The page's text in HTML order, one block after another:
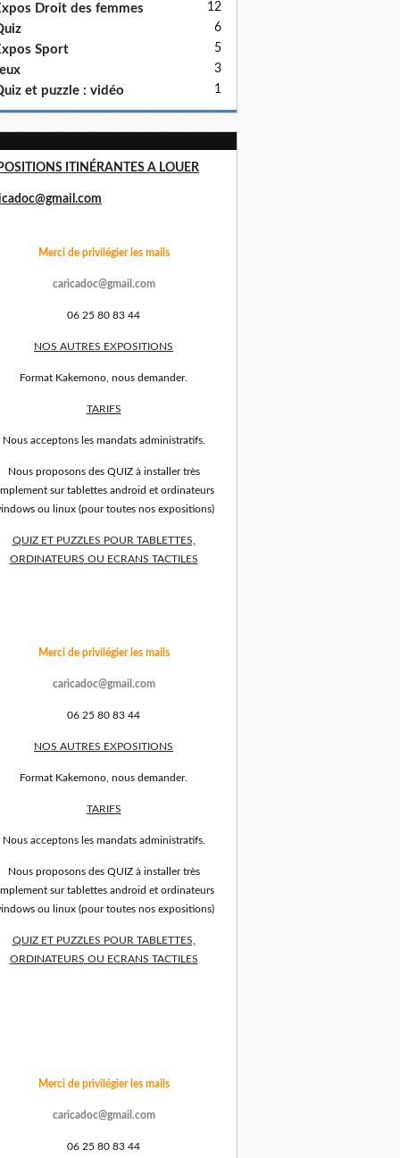
Droit des femmes 12
6
Sport 5
3
et puzzle : vidéo 1
ITINÉRANTES A LOUER
Merci de privilégier les mails
caricadoc@gmail.com
06 25 80 83 44
NOS AUTRES EXPOSITIONS
Format Kakemono, nous demander.
TARIFS
Nous acceptons les mandats administratifs.
Nous proposons des QUIZ à installer très
sur tablettes android et ordinateurs
ou linux (pour toutes nos expositions)
QUIZ ET PUZZLES POUR TABLETTES,
ORDINATEURS OU ECRANS TACTILES
Merci de privilégier les mails
caricadoc@gmail.com
06 25 80 83 44
NOS AUTRES EXPOSITIONS
Format Kakemono, nous demander.
TARIFS
Nous acceptons les mandats administratifs.
Nous proposons des QUIZ à installer très
sur tablettes android et ordinateurs
ou linux (pour toutes nos expositions)
QUIZ ET PUZZLES POUR TABLETTES,
ORDINATEURS OU ECRANS TACTILES
Merci de privilégier les mails
caricadoc@gmail.com
06 25 80 83 44